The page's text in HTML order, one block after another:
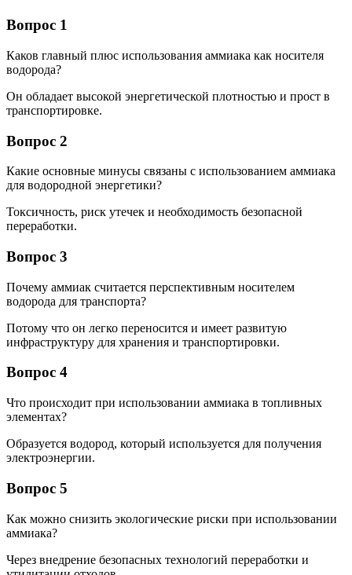
Вопрос 1
Каков главный плюс использования аммиака как носителя
водорода?
Он обладает высокой энергетической плотностью и прост в
транспортировке.
Вопрос 2
Какие основные минусы связаны с использованием аммиака
для водородной энергетики?
Токсичность, риск утечек и необходимость безопасной
переработки.
Вопрос 3
Почему аммиак считается перспективным носителем
водорода для транспорта?
Потому что он легко переносится и имеет развитую
инфраструктуру для хранения и транспортировки.
Вопрос 4
Что происходит при использовании аммиака в топливных
элементах?
Образуется водород, который используется для получения
электроэнергии.
Вопрос 5
Как можно снизить экологические риски при использовании
аммиака?
Через внедрение безопасных технологий переработки и